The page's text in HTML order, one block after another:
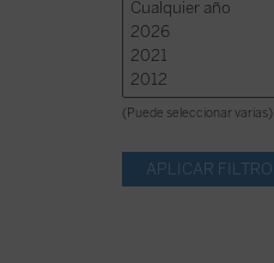
(Puede seleccionar varias)